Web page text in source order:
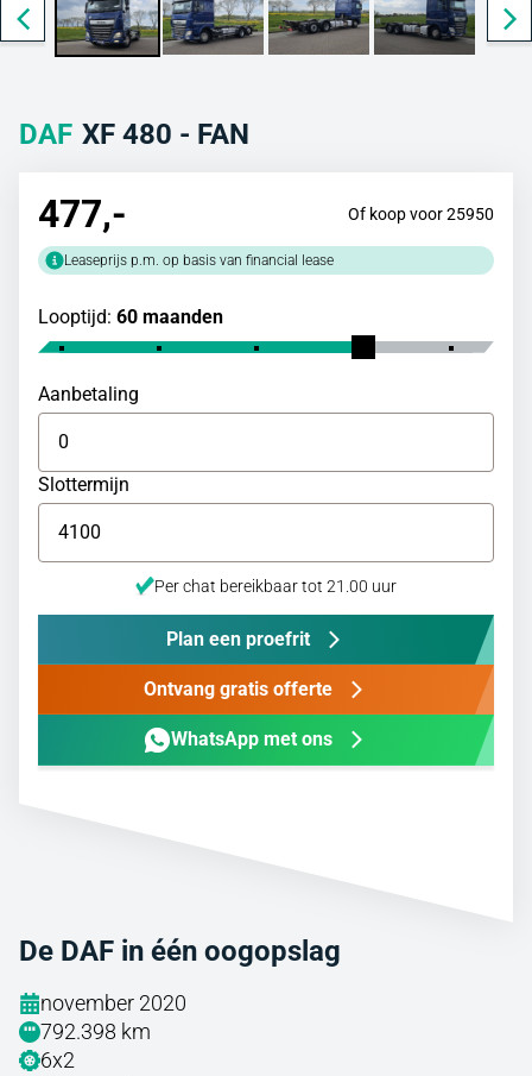
DAF XF 480 - FAN
De DAF in één oogopslag
november 2020
792.398 km
6x2
477,- Of koop voor 25950
Leaseprijs p.m. op basis van financial lease
Looptijd: 60 maanden
Aanbetaling
Slottermijn
Per chat bereikbaar tot 21.00 uur
Plan een proefrit
Ontvang gratis offerte
WhatsApp met ons